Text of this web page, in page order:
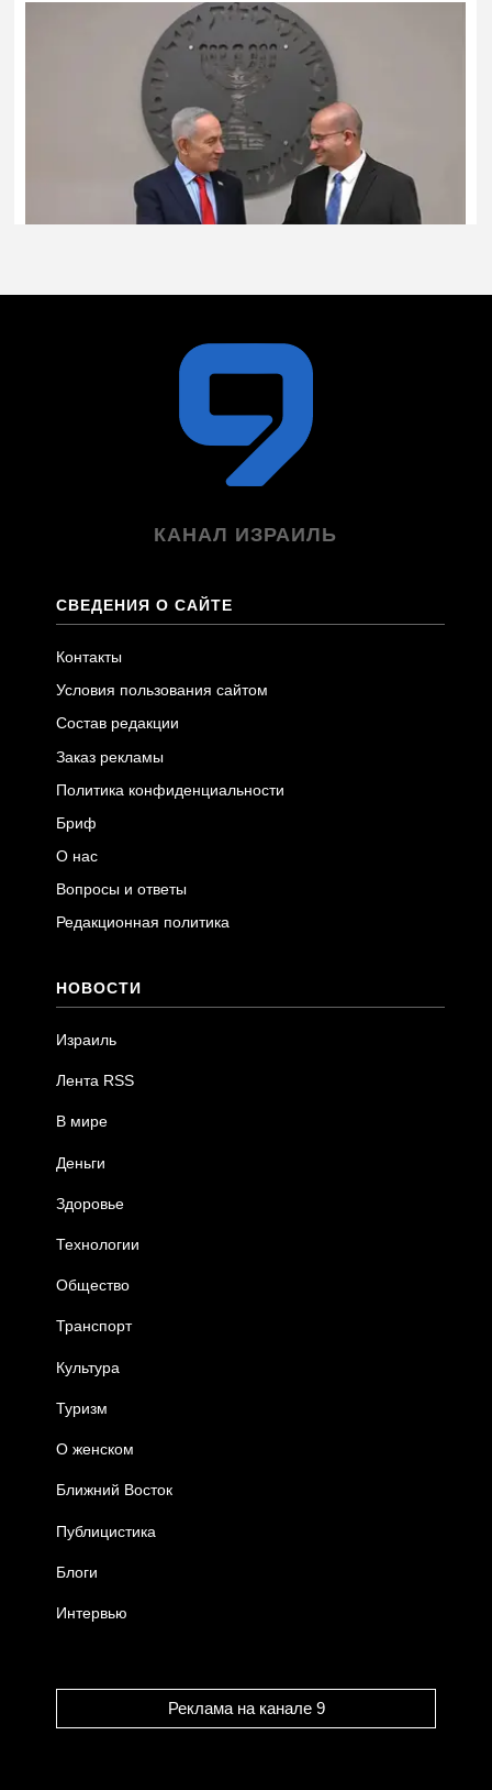
КАНАЛ ИЗРАИЛЬ
СВЕДЕНИЯ О САЙТЕ
Контакты
Условия пользования сайтом
Состав редакции
Заказ рекламы
Политика конфиденциальности
Бриф
О нас
Вопросы и ответы
Редакционная политика
НОВОСТИ
Израиль
Лента RSS
В мире
Деньги
Здоровье
Технологии
Общество
Транспорт
Культура
Туризм
О женском
Ближний Восток
Публицистика
Блоги
Интервью
Реклама на канале 9